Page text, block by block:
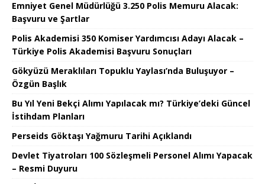
Emniyet Genel Müdürlüğü 3.250 Polis Memuru Alacak:
Başvuru ve Şartlar
Polis Akademisi 350 Komiser Yardımcısı Adayı Alacak –
Türkiye Polis Akademisi Başvuru Sonuçları
Gökyüzü Meraklıları Topuklu Yaylası’nda Buluşuyor –
Özgün Başlık
Bu Yıl Yeni Bekçi Alımı Yapılacak mı? Türkiye’deki Güncel
İstihdam Planları
Perseids Göktaşı Yağmuru Tarihi Açıklandı
Devlet Tiyatroları 100 Sözleşmeli Personel Alımı Yapacak
– Resmi Duyuru